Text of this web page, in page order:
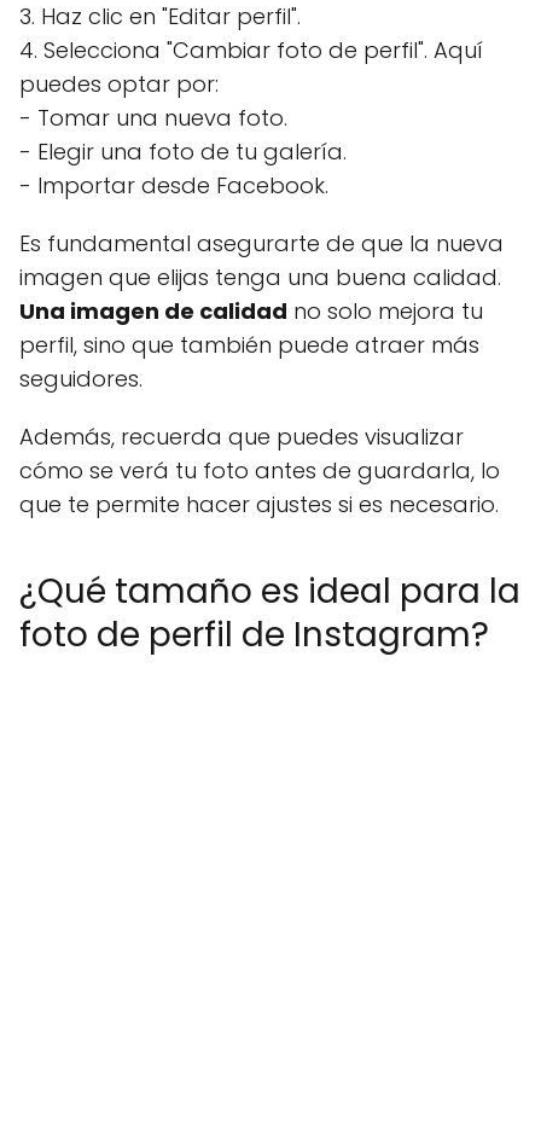
3. Haz clic en "Editar perfil".
4. Selecciona "Cambiar foto de perfil". Aquí
puedes optar por:
- Tomar una nueva foto.
- Elegir una foto de tu galería.
- Importar desde Facebook.
Es fundamental asegurarte de que la nueva
imagen que elijas tenga una buena calidad.
Una imagen de calidad no solo mejora tu
perfil, sino que también puede atraer más
seguidores.
Además, recuerda que puedes visualizar
cómo se verá tu foto antes de guardarla, lo
que te permite hacer ajustes si es necesario.
¿Qué tamaño es ideal para la
foto de perfil de Instagram?